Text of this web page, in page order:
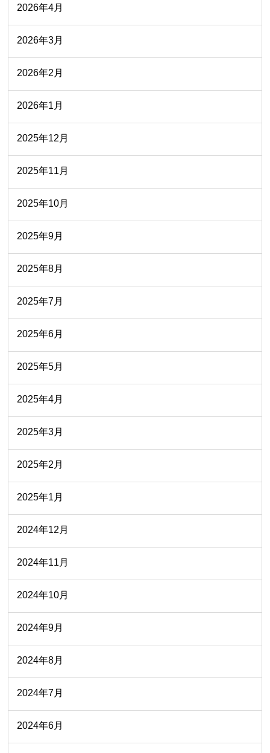
2026年4月
2026年3月
2026年2月
2026年1月
2025年12月
2025年11月
2025年10月
2025年9月
2025年8月
2025年7月
2025年6月
2025年5月
2025年4月
2025年3月
2025年2月
2025年1月
2024年12月
2024年11月
2024年10月
2024年9月
2024年8月
2024年7月
2024年6月